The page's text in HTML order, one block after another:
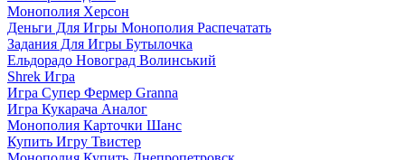
Монополия Херсон
Деньги Для Игры Монополия Распечатать
Задания Для Игры Бутылочка
Ельдорадо Новоград Волинський
Shrek Игра
Игра Супер Фермер Granna
Игра Кукарача Аналог
Монополия Карточки Шанс
Купить Игру Твистер